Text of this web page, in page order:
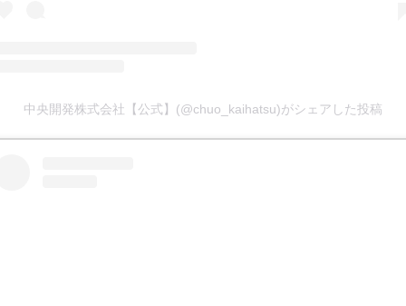
中央開発株式会社【公式】(@chuo_kaihatsu)がシェアした投稿